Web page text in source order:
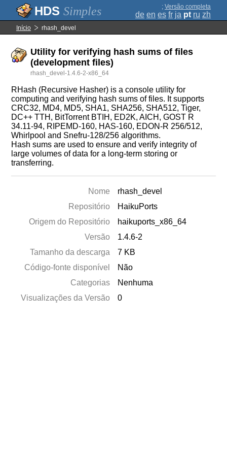
Simples ; Versão completa
de en es fr ja pt ru zh
Início rhash_devel
Utility for verifying hash sums of files
(development files)
rhash_devel-1.4.6-2-x86_64
RHash (Recursive Hasher) is a console utility for
computing and verifying hash sums of files. It supports
CRC32, MD4, MD5, SHA1, SHA256, SHA512, Tiger,
DC++ TTH, BitTorrent BTIH, ED2K, AICH, GOST R
34.11-94, RIPEMD-160, HAS-160, EDON-R 256/512,
Whirlpool and Snefru-128/256 algorithms.
Hash sums are used to ensure and verify integrity of
large volumes of data for a long-term storing or
transferring.
Nome
rhash_devel
Repositório
HaikuPorts
Origem do Repositório
haikuports_x86_64
Versão
1.4.6-2
Tamanho da descarga
7 KB
Código-fonte disponível
Não
Categorias
Nenhuma
Visualizações da Versão
0